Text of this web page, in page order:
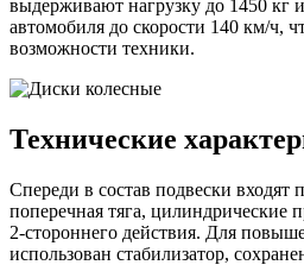
выдерживают нагрузку до 1450 кг
автомобиля до скорости 140 км/ч,
возможности техники.
Технические
Спереди в состав подвески входят
поперечная тяга, цилиндрические
2-стороннего действия. Для
использован стабилизатор,